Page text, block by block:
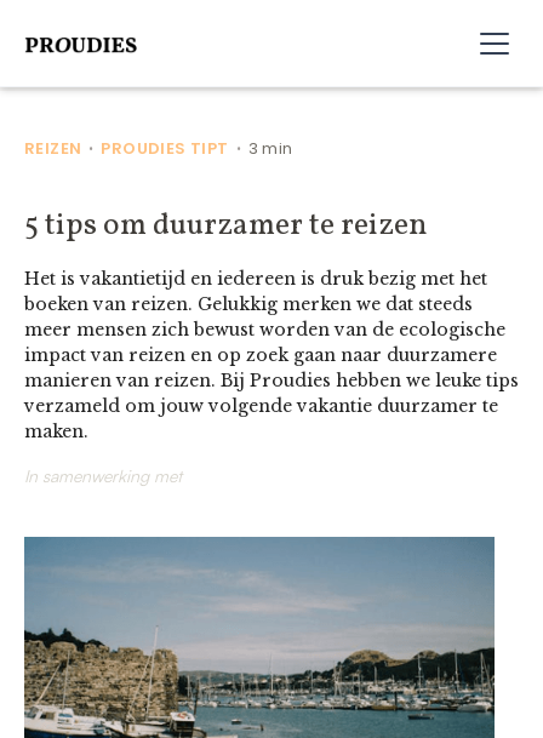
REIZEN • PROUDIES TIPT • 3 min
5 tips om duurzamer te reizen
Het is vakantietijd en iedereen is druk bezig met het
boeken van reizen. Gelukkig merken we dat steeds
meer mensen zich bewust worden van de ecologische
impact van reizen en op zoek gaan naar duurzamere
manieren van reizen. Bij Proudies hebben we leuke tips
verzameld om jouw volgende vakantie duurzamer te
maken.
In samenwerking met